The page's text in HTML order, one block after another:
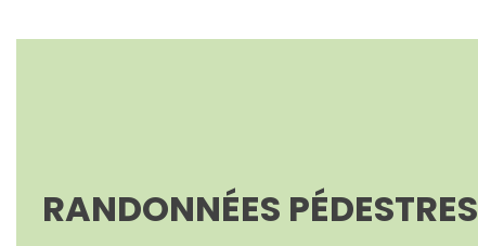
RANDONNÉES PÉDESTRES